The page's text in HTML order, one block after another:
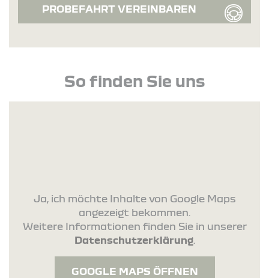
PROBEFAHRT VEREINBAREN
So finden Sie uns
Ja, ich möchte Inhalte von Google Maps
angezeigt bekommen.
Weitere Informationen finden Sie in unserer
Datenschutzerklärung.
GOOGLE MAPS ÖFFNEN